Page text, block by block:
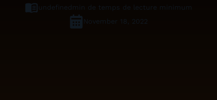
undefined min de temps de lecture minimum
November 18, 2022